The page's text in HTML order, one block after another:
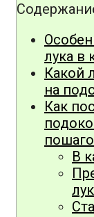
лука в
Какой
на
Как
В